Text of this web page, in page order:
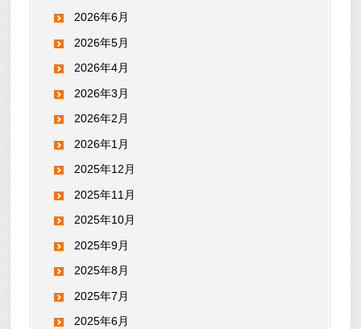
2026年6月
2026年5月
2026年4月
2026年3月
2026年2月
2026年1月
2025年12月
2025年11月
2025年10月
2025年9月
2025年8月
2025年7月
2025年6月